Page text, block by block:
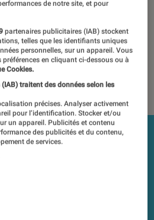
Fnac sont réalisés en toute
garantissent les mesures grâce à
de mesures les plus
voir notre charte
visitez notre comparateur
de notre site, et pour
partenaires publicitaires (IAB) stockent
telles que les identifiants uniques
personnelles, sur un appareil. Vous
préférences en cliquant ci-dessous ou à
Cookies.
traitent des données selon les
précises. Analyser activement
pour l’identification. Stocker et/ou
un appareil. Publicités et contenu
des publicités et du contenu,
de services.